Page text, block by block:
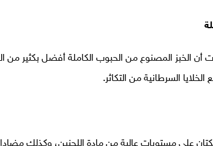
أن الخبز المصنوع من الحبوب الكاملة أفضل بكثير
السرطانية من التكاثر.